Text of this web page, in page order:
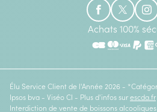
Achats 100%
Élu Service Client de l'Année 2026 -
Ipsos bva - Viséo CI - Plus d'infos sur escda.fr
Interdiction de vente de boissons